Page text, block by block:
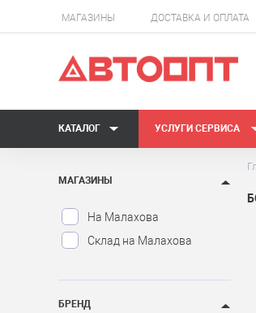
МАГАЗИНЫ ДОСТАВКА И ОПЛАТА
КАТАЛОГ УСЛУГИ СЕРВИСА
МАГАЗИНЫ
На Малахова
Склад на Малахова
БРЕНД